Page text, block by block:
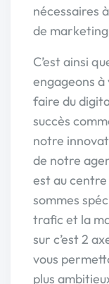
nécessaires
de
C’est ainsi
engageons à
faire du
succès
notre
de notre
est au
sommes
trafic et la
sur c’est 2
vous
plus